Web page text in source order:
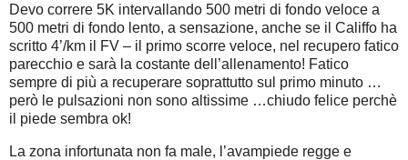
Devo correre 5K intervallando 500 metri di fondo veloce a
500 metri di fondo lento, a sensazione, anche se il Califfo ha
scritto 4’/km il FV – il primo scorre veloce, nel recupero fatico
parecchio e sarà la costante dell’allenamento! Fatico
sempre di più a recuperare soprattutto sul primo minuto …
però le pulsazioni non sono altissime …chiudo felice perchè
il piede sembra ok!
La zona infortunata non fa male, l’avampiede regge e